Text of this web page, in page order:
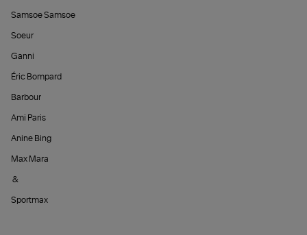
Samsoe Samsoe
Soeur
Ganni
Éric Bompard
Barbour
Ami Paris
Anine Bing
Max Mara
&
Sportmax